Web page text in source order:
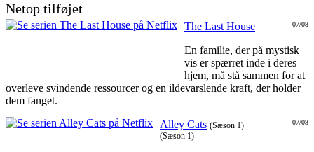
Netop tilføjet
07/08
The Last House
En familie, der på mystisk
vis er spærret inde i deres
hjem, må stå sammen for at
overleve svindende ressourcer og en ildevarslende kraft, der holder
dem fanget.
07/08
Alley Cats (Sæson 1)
(Sæson 1)